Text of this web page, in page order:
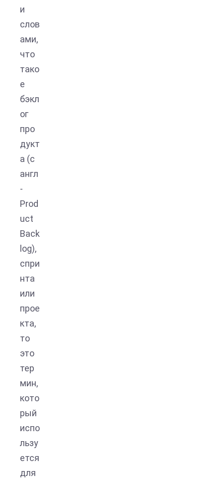
и
слов
ами,
что
тако
е
бэкл
ог
про
дукт
а (с
англ
-
Prod
uct
Back
log),
спри
нта
или
прое
кта,
то
это
тер
мин,
кото
рый
испо
льзу
ется
для